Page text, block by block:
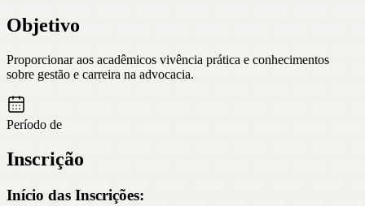
Objetivo
Proporcionar aos acadêmicos vivência prática e conhecimentos
sobre gestão e carreira na advocacia.
Período de
Inscrição
Início das Inscrições: